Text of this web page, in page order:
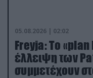
05.08.2026 | 02:02
Freyja: Το
έλλειψη των
συμμετέχουν